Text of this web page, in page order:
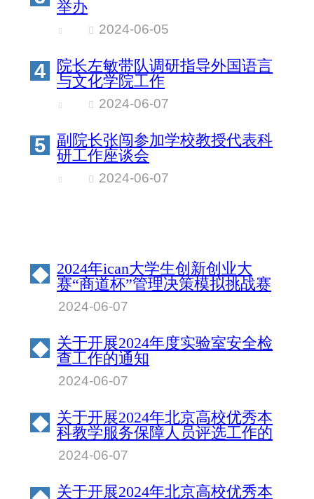
举办
2024-06-05
4
院长左敏带队调研指导外国语言
与文化学院工作
2024-06-07
5
副院长张闯参加学校教授代表科
研工作座谈会
2024-06-07
◆ 2024年ican大学生创新创业大
赛“商道杯”管理决策模拟挑战赛
北京物资学院校园赛成绩公示
2024-06-07
◆ 关于开展2024年度实验室安全检
查工作的通知
2024-06-07
◆ 关于开展2024年北京高校优秀本
科教学服务保障人员评选工作的
通知
2024-06-07
关于开展2024年北京高校优秀本